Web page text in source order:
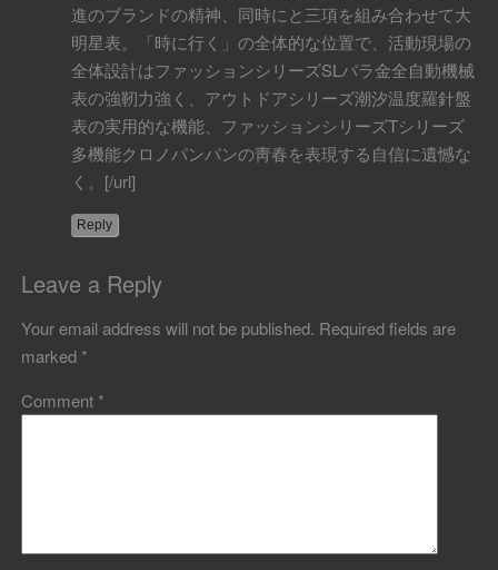
進のブランドの精神、同時にと三項を組み合わせて大
明星表。「時に行く」の全体的な位置で、活動現場の
全体設計はファッションシリーズSLバラ金全自動機械
表の強靭力強く、アウトドアシリーズ潮汐温度羅針盤
表の実用的な機能、ファッションシリーズTシリーズ
多機能クロノパンパンの靑春を表現する自信に遺憾な
く。[/url]
Reply
Leave a Reply
Your email address will not be published. Required fields are
marked *
Comment *